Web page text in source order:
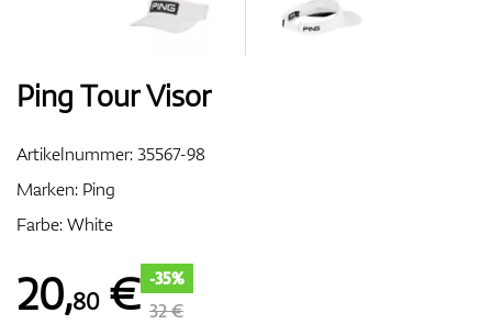
Ping Tour Visor
Artikelnummer:35567-98
Marken: Ping
Farbe: White
20,80€ -35%
32 €